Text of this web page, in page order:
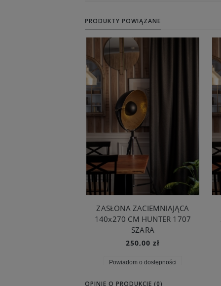
PRODUKTY POWIĄZANE
ZASŁONA ZACIEMNIAJĄCA
140x270 CM HUNTER 1707
SZARA
250,00 zł
Powiadom o dostępności
OPINIE O PRODUKCIE (0)